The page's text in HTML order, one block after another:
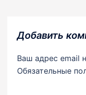
Добавить
Ваш адрес email
Обязательные